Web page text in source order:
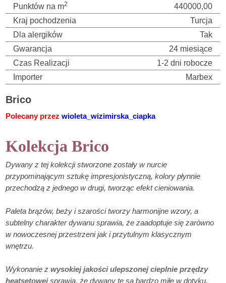
Punktów na m2
440000,00
Kraj pochodzenia
Turcja
Dla alergików
Tak
Gwarancja
24 miesiące
Czas Realizacji
1-2 dni robocze
Importer
Marbex
Brico
Polecany przezwioleta_wizimirska_ciapka
Kolekcja Brico
Dywany z tej kolekcji stworzone zostały w nurcie
przypominającym sztukę impresjonistyczną, kolory płynnie
przechodzą z jednego w drugi, tworząc efekt cieniowania.
Paleta brązów, beży i szarości tworzy harmonijne wzory, a
subtelny charakter dywanu sprawia, że zaadoptuje się zarówno
w nowoczesnej przestrzeni jak i przytulnym klasycznym
wnętrzu.
Wykonanie zwysokiej jakości ulepszonej cieplnie przędzy
heatsetowejsprawia, że dywany te są bardzo miłe w dotyku.